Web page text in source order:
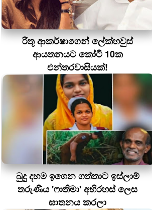
රිතූ ආකර්ෂාගෙන් ලේක්හවුස්
ආයතනයට කෝටී 10ක
එන්තරවාසියක්!
බුදු දහම ඉගෙන ගත්තාට ඉස්ලාම්
තරුණිය 'ෆාතිමා' අභිරහස් ලෙස
ඝාතනය කරලා